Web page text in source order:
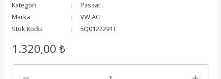
Kategori
Passat
Marka
VW AG
Stok Kodu
5Q0122291T
1.320,00 ₺